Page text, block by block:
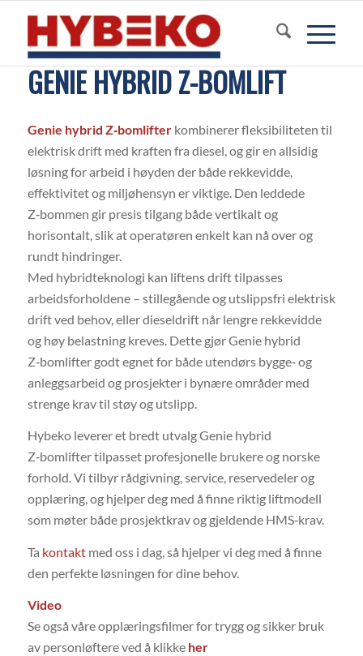
GENIE HYBRID Z-BOMLIFT
Genie hybrid Z‑bomlifterkombinerer fleksibiliteten til
elektrisk drift med kraften fra diesel, og gir en allsidig
løsning for arbeid i høyden der både rekkevidde,
effektivitet og miljøhensyn er viktige. Den leddede
Z‑bommen gir presis tilgang både vertikalt og
horisontalt, slik at operatøren enkelt kan nå over og
rundt hindringer.
Med hybridteknologi kan liftens drift tilpasses
arbeidsforholdene – stillegående og utslippsfri elektrisk
drift ved behov, eller dieseldrift når lengre rekkevidde
og høy belastning kreves. Dette gjør Genie hybrid
Z‑bomlifter godt egnet for både utendørs bygge‑ og
anleggsarbeid og prosjekter i bynære områder med
strenge krav til støy og utslipp.
Hybeko leverer et bredt utvalg Genie hybrid
Z‑bomlifter tilpasset profesjonelle brukere og norske
forhold. Vi tilbyr rådgivning, service, reservedeler og
opplæring, og hjelper deg med å finne riktig liftmodell
som møter både prosjektkrav og gjeldende HMS‑krav.
Ta kontaktmed oss i dag, så hjelper vi deg med å finne
den perfekte løsningen for dine behov.
Video
Se også våre opplæringsfilmer for trygg og sikker bruk
av personløftere ved å klikke her